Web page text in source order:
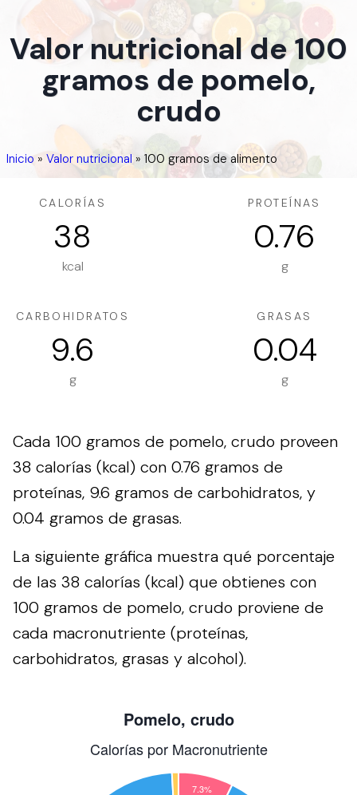
Valor nutricional de 100
gramos de pomelo,
crudo
Inicio » Valor nutricional » 100 gramos de alimento
CALORÍAS
38
kcal
PROTEÍNAS
0.76
g
CARBOHIDRATOS
9.6
g
GRASAS
0.04
g
Cada 100 gramos de pomelo, crudo proveen
38 calorías (kcal) con 0.76 gramos de
proteínas, 9.6 gramos de carbohidratos, y
0.04 gramos de grasas.
La siguiente gráfica muestra qué porcentaje
de las 38 calorías (kcal) que obtienes con
100 gramos de pomelo, crudo proviene de
cada macronutriente (proteínas,
carbohidratos, grasas y alcohol).